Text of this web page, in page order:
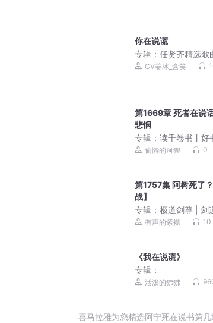
你在说谎
专辑： 任贤齐精选歌
歌曲精选｜超高音质
CV姜冰_含笑
第1669章 死者在说
悲悯
专辑： 读千卷书丨好
偷懒的河狸 0
第1757集 阿树死了
战】
专辑： 极道剑尊 | 剑
团队作品 | 多人有声
有声的紫襟
《我在说谎》
专辑：
活泼的狒狒
喜马拉雅为您精选阿宁死在说书第